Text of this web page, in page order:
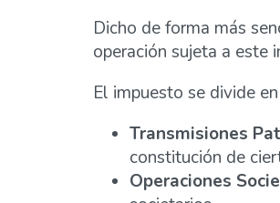
Dicho de forma más
operación sujeta a este
El impuesto se divide
Transmisiones
constitución de
Operaciones